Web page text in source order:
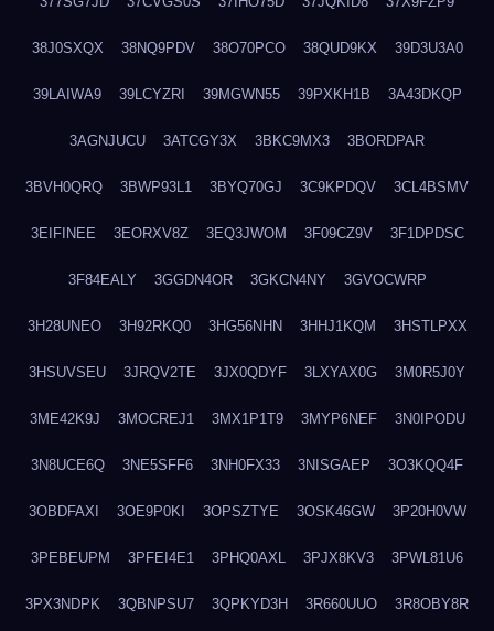
38J0SXQX 38NQ9PDV 38O70PCO 38QUD9KX 39D3U3A0
39LAIWA9 39LCYZRI 39MGWN55 39PXKH1B 3A43DKQP
3AGNJUCU 3ATCGY3X 3BKC9MX3 3BORDPAR
3BVH0QRQ 3BWP93L1 3BYQ70GJ 3C9KPDQV 3CL4BSMV
3EIFINEE 3EORXV8Z 3EQ3JWOM 3F09CZ9V 3F1DPDSC
3F84EALY 3GGDN4OR 3GKCN4NY 3GVOCWRP
3H28UNEO 3H92RKQ0 3HG56NHN 3HHJ1KQM 3HSTLPXX
3HSUVSEU 3JRQV2TE 3JX0QDYF 3LXYAX0G 3M0R5J0Y
3ME42K9J 3MOCREJ1 3MX1P1T9 3MYP6NEF 3N0IPODU
3N8UCE6Q 3NE5SFF6 3NH0FX33 3NISGAEP 3O3KQQ4F
3OBDFAXI 3OE9P0KI 3OPSZTYE 3OSK46GW 3P20H0VW
3PEBEUPM 3PFEI4E1 3PHQ0AXL 3PJX8KV3 3PWL81U6
3PX3NDPK 3QBNPSU7 3QPKYD3H 3R660UUO 3R8OBY8R